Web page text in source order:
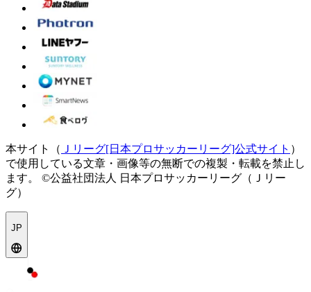
本サイト（ Ｊリーグ[日本プロサッカーリーグ]公式サイト ）
で使用している文章・画像等の無断での複製・転載を禁止し
ます。
©公益社団法人 日本プロサッカーリーグ（Ｊリー
グ）
JP